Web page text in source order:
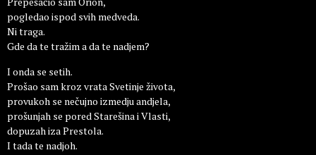
pogledao ispod svih medveda.
Ni traga.
Gde da te tražim a da te nadjem?
I onda se setih.
Prošao sam kroz vrata Svetinje života,
provukoh se nečujno izmedju andjela,
prošunjah se pored Starešina i Vlasti,
dopuzah iza Prestola.
I tada te nadjoh.